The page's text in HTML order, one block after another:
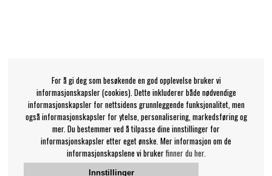
For å gi deg som besøkende en god opplevelse bruker vi
informasjonskapsler (cookies). Dette inkluderer både nødvendige
informasjonskapsler for nettsidens grunnleggende funksjonalitet, men
også informasjonskapsler for ytelse, personalisering, markedsføring og
mer. Du bestemmer ved å tilpasse dine innstillinger for
informasjonskapsler etter eget ønske. Mer informasjon om de
informasjonskapslene vi brukerfinner du her.
Innstillinger